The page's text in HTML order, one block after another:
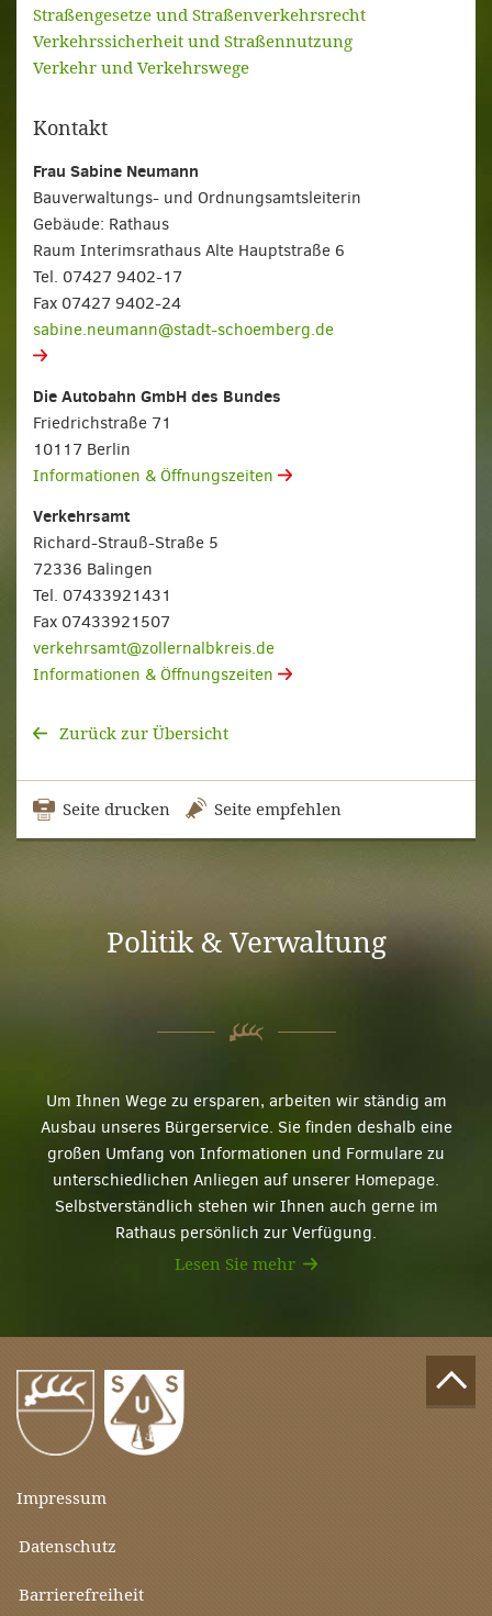
Straßengesetze und Straßenverkehrsrecht
Verkehrssicherheit und Straßennutzung
Verkehr und Verkehrswege
Kontakt
Frau Sabine Neumann
Bauverwaltungs- und Ordnungsamtsleiterin
Gebäude: Rathaus
Raum Interimsrathaus Alte Hauptstraße 6
Tel. 07427 9402-17
Fax 07427 9402-24
sabine.neumann@stadt-schoemberg.de
Die Autobahn GmbH des Bundes
Friedrichstraße 71
10117 Berlin
Informationen & Öffnungszeiten
Verkehrsamt
Richard-Strauß-Straße 5
72336 Balingen
Tel. 07433921431
Fax 07433921507
verkehrsamt@zollernalbkreis.de
Informationen & Öffnungszeiten
Zurück zur Übersicht
Seite drucken Seite empfehlen
Politik & Verwaltung
Um Ihnen Wege zu ersparen, arbeiten wir ständig am
Ausbau unseres Bürgerservice. Sie finden deshalb eine
großen Umfang von Informationen und Formulare zu
unterschiedlichen Anliegen auf unserer Homepage.
Selbstverständlich stehen wir Ihnen auch gerne im
Rathaus persönlich zur Verfügung.
Lesen Sie mehr
Impressum
Datenschutz
Barrierefreiheit